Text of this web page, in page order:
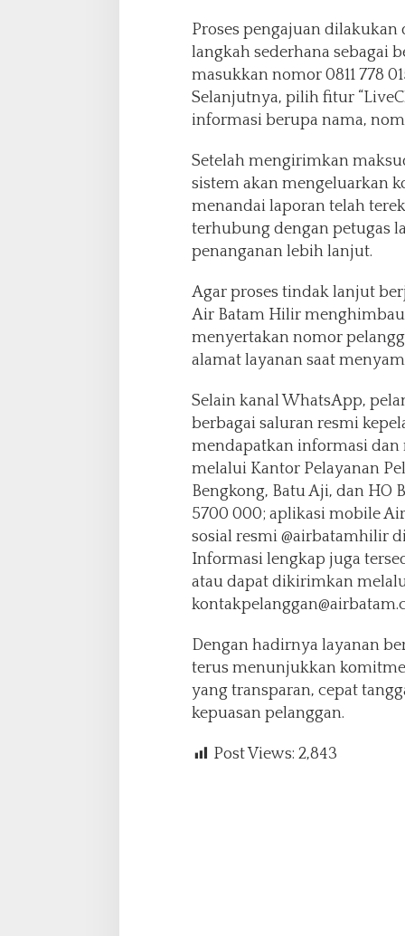
Proses pengajuan
langkah sederhana sebagai
masukkan nomor 0811 778
Selanjutnya, pilih fitur
informasi berupa nama,
Setelah mengirimkan
sistem akan mengeluarkan
menandai laporan telah
terhubung dengan petugas
penanganan lebih lanjut.
Agar proses tindak lanjut
Air Batam Hilir
menyertakan nomor
alamat layanan saat
Selain kanal WhatsApp,
berbagai saluran resmi
mendapatkan informasi
melalui Kantor Pelayanan
Bengkong, Batu Aji, dan HO
5700 000; aplikasi mobile
sosial resmi @airbatamhilir
Informasi lengkap juga
atau dapat dikirimkan
Dengan hadirnya layanan
terus menunjukkan
yang transparan, cepat
kepuasan pelanggan.
Post Views: 2,843